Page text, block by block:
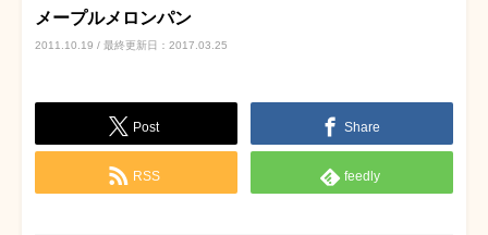
メープルメロンパン
2011.10.19 / 最終更新日：2017.03.25
Post Share
RSS feedly